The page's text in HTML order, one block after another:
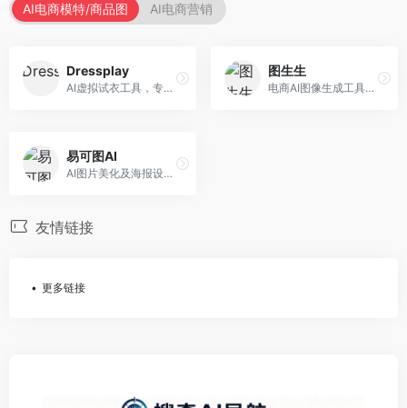
AI电商模特/商品图 AI电商营销
Dressplay
AI虚拟试衣工具，专注于服装电商体验。面向服装电商，提供虚拟试穿、尺码推荐、穿搭建议等服务，试衣体验真实。
图生生
电商AI图像生成工具，专注于商品图创作。面向电商卖家，提供商品图生成、背景替换、批量处理等服务，商品图质量高。
易可图AI
AI图片美化及海报设计平台，专注于电商视觉设计。面向电商卖家，提供图片美化、海报设计、营销素材等服务，设计效率高。
友情链接
更多链接